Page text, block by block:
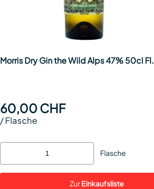
Morris Dry Gin the Wild Alps 47% 50cl Fl.
60,00 CHF
/Flasche
Flasche
ZurEinkaufsliste